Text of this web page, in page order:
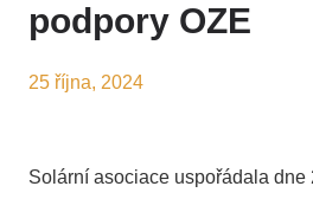
podpory OZE
25 října, 2024
Solární asociace uspořádala dne